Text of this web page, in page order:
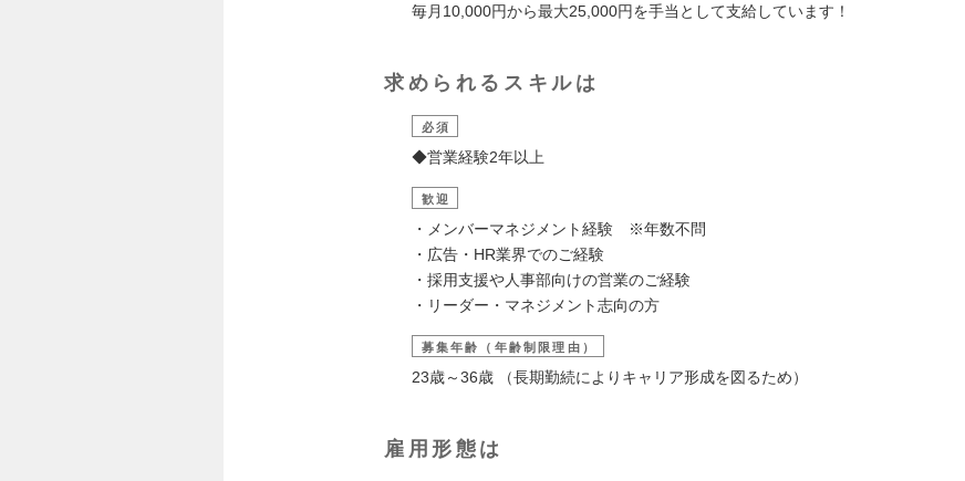
毎月10,000円から最大25,000円を手当として支給しています！
求められるスキルは
必須
◆営業経験2年以上
歓迎
・メンバーマネジメント経験 ※年数不問
・広告・HR業界でのご経験
・採用支援や人事部向けの営業のご経験
・リーダー・マネジメント志向の方
募集年齢（年齢制限理由）
23歳～36歳 （長期勤続によりキャリア形成を図るため）
雇用形態は